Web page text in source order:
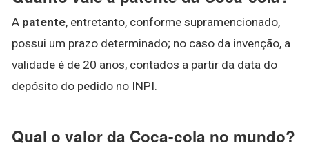
A patente, entretanto, conforme supramencionado,
possui um prazo determinado; no caso da invenção, a
validade é de 20 anos, contados a partir da data do
depósito do pedido no INPI.
Qual o valor da Coca-cola no mundo?